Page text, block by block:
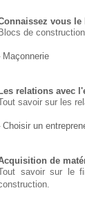
vous le
Blocs de
Maçonnerie
Les relations avec
Tout savoir sur les
Choisir un
de
Tout savoir sur le